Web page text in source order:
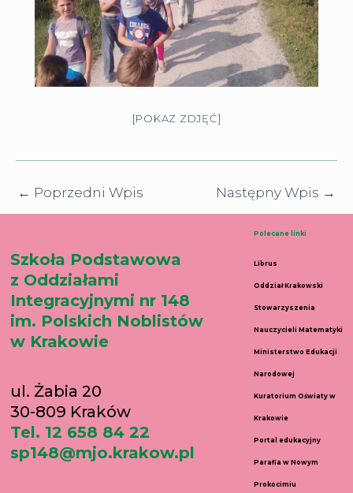
[POKAZ ZDJĘĆ]
← Poprzedni Wpis Następny Wpis →
Szkoła Podstawowa
z Oddziałami
Integracyjnymi nr 148
im. Polskich Noblistów
w Krakowie
ul. Żabia 20
30-809 Kraków
Tel. 12 658 84 22
sp148@mjo.krakow.pl
Polecane linki
Librus
Oddział Krakowski
Stowarzyszenia
Nauczycieli Matematyki
Ministerstwo Edukacji
Narodowej
Kuratorium Oświaty w
Krakowie
Portal edukacyjny
Parafia w Nowym
Prokocimiu